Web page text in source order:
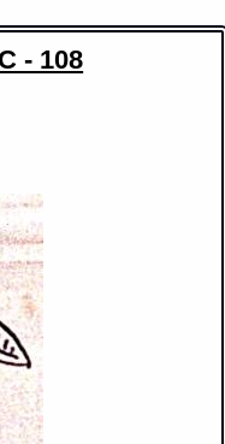
- 108